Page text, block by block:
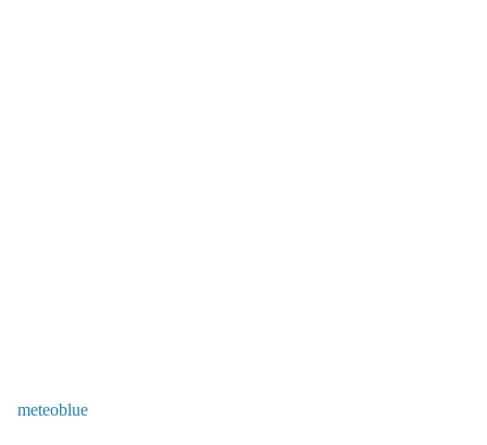
meteoblue